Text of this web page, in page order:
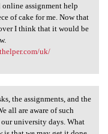
assignment help
of cake for me. Now that
I think that it would be
uk/
tasks,
the assignments, and the
all are aware of such
university days. What